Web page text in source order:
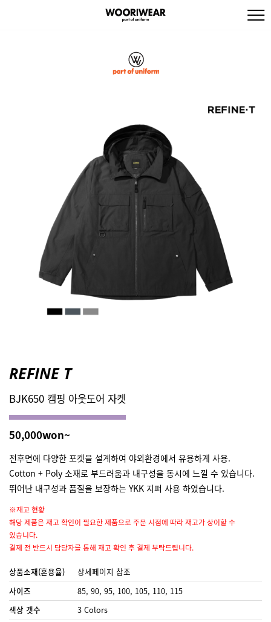
REFINE T
BJK650 캠핑 아웃도어 자켓
50,000won~
전후면에 다양한 포켓을 설계하여 야외환경에서 유용하게 사용.
Cotton + Poly 소재로 부드러움과 내구성을 동시에 느낄 수 있습니다.
뛰어난 내구성과 품질을 보장하는 YKK 지퍼 사용 하였습니다.
※재고 현황
해당 제품은 재고 확인이 필요한 제품으로 주문 시점에 따라 재고가 상이할 수
있습니다.
결제 전 반드시 담당자를 통해 재고 확인 후 결제 부탁드립니다.
상품소재(혼용율)
상세페이지 참조
사이즈
85, 90, 95, 100, 105, 110, 115
색상 갯수
3 Colors